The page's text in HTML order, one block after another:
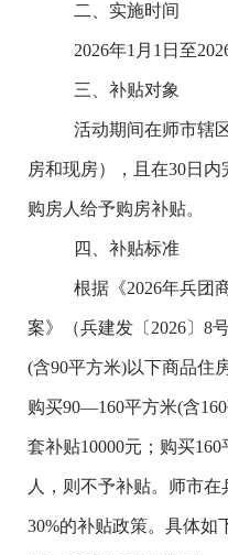
二、实施时间
2026年1 月 1 日至202
三、补贴对象
活动期间在师市辖
房和现房），且在30日内
购房人给予购房补贴。
四、补贴标准
根据《2026年兵团
案》（兵建发〔 2026〕 8
(含90平方米)以下商品住
购买90—160平方米(含160
套补贴10000元 ；购买160
人，则不予补贴。师市在
30%的补贴政策。具体如